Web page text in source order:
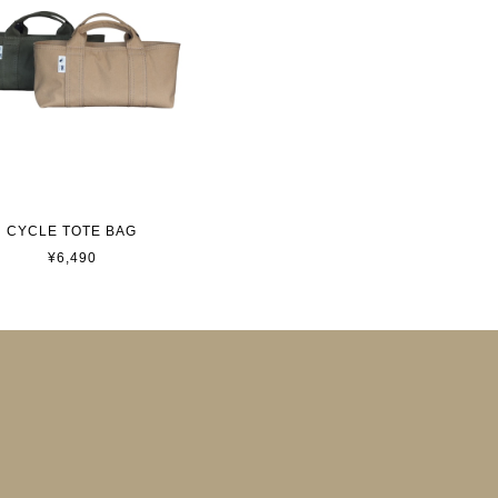
CYCLE TOTE BAG
¥6,490